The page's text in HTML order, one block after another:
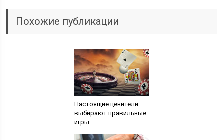
Похожие публикации
Настоящие ценители
выбирают правильные
игры